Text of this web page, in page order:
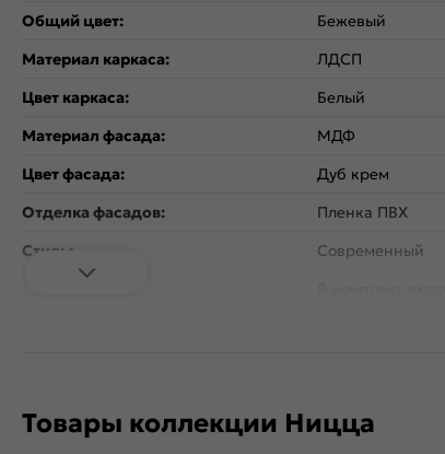
Общий цвет:
Бежевый
Материал каркаса:
ЛДСП
Цвет каркаса:
Белый
Материал фасада:
МДФ
Цвет фасада:
Дуб крем
Отделка фасадов:
Пленка ПВХ
Стиль:
Современный
Гарантия:
18 мес
Товары коллекции Ницца